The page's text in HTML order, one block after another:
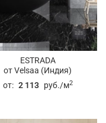
ESTRADA
от Velsaa (Индия)
от: 2 113 руб./м2